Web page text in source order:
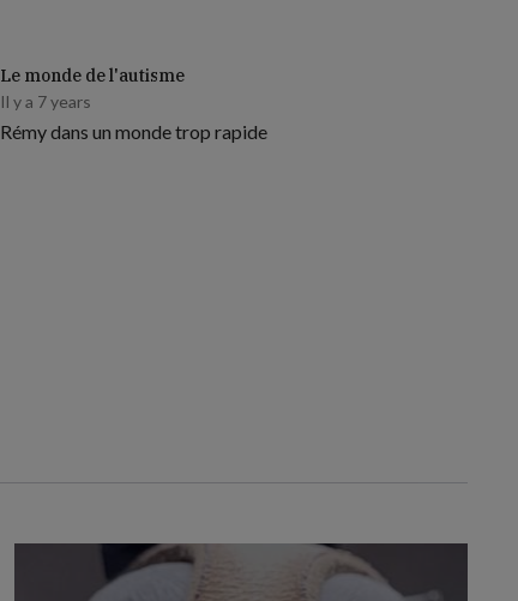
Le monde de l'autisme
Il y a 7 years
Rémy dans un monde trop rapide